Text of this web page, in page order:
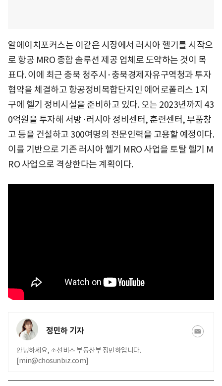
알에이치포커스는 이같은 시장에서 러시아 헬기를 시작으
로 항공 MRO 종합 솔루션 제공 업체로 도약하는 것이 목
표다. 이에 최근 충북 청주시·충북경제자유구역청과 투자
협약을 체결하고 항공정비복합단지인 에어로폴리스 1지
구에 헬기 정비시설을 준비하고 있다. 오는 2023년까지 43
0억원을 투자해 서방·러시아 정비센터, 훈련센터, 부품창
고 등을 건설하고 300여명의 전문인력을 고용할 예정이다.
이를 기반으로 기존 러시아 헬기 MRO 사업을 토탈 헬기 M
RO 사업으로 격상한다는 계획이다.
정민하 기자
안녕하세요, 조선비즈 부동산부 정민하입니다.
[min@chosunbiz.com]